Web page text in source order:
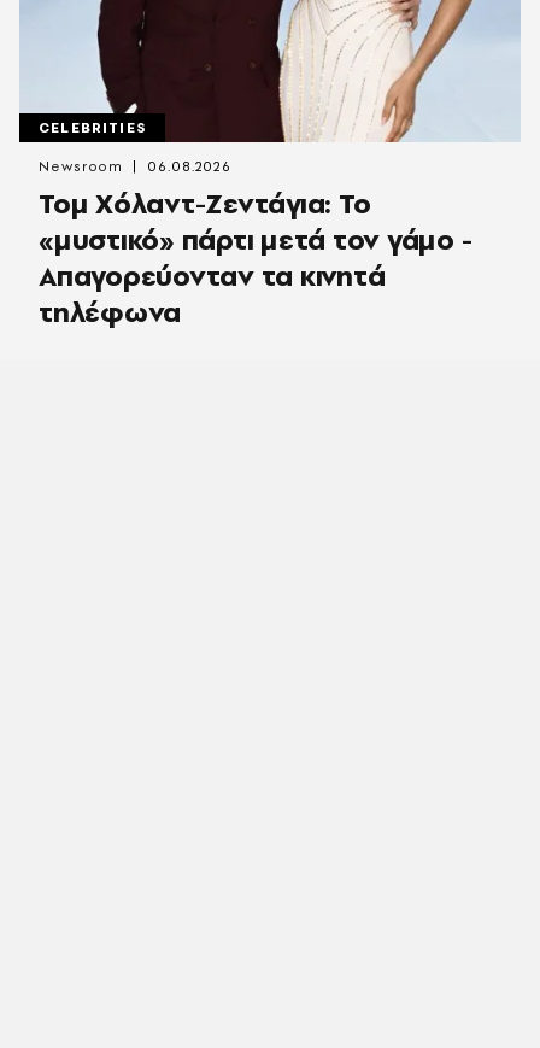
CELEBRITIES
Τομ Χόλαντ-Ζεντάγια: Το
«μυστικό» πάρτι μετά τον γάμο -
Απαγορεύονταν τα κινητά
τηλέφωνα
Newsroom 06.08.2026